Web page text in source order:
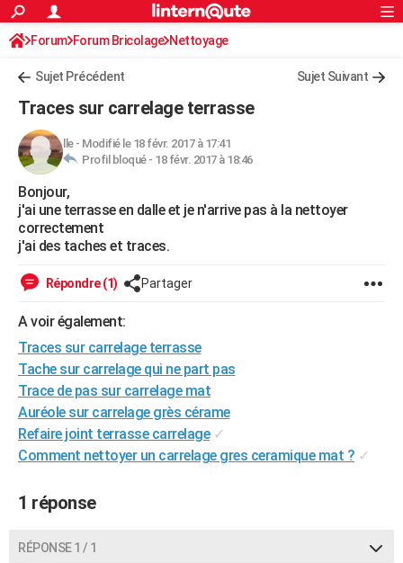
ACTUALITÉS
Politique
Société
Faits Divers
Education
Monde
Villes
+
FINANCE
Retraite
Impôts
Epargne
Immobilier
Risques naturels par ville
Banque
Assurance
Crédit
AUTO
Essais
Réserver un essai
Citadines
Berlines
SUV
Forum auto
+HIGH-TECH
Mobiles
Meilleur smartphone
Internet
Ordinateurs
Jeux vidéo
Guide high-tech
+BRICOLAGE
Forum
Aménagement intérieur
Extérieur
Cuisine
Salle de bains
Jardinage
Rangement
WEEK-END
LIFESTYLE
Art de vivre
Bien-être
Loisirs
Mode
Modes de vie
SANTE
Alimentation
Guide de la santé
Maladies
Médicaments
Sommeil
VOYAGE
Destinations
City break
Voyage nature
Voyage de noces
Forum
Climat
+PHOTO
GUIDES D'ACHAT
BONS PLANS
S'inscrire
Connexion
Forum Forum Bricolage Nettoyage
Sujet Précédent Sujet Suivant
Traces sur carrelage terrasse
lle- Modifié le 18 févr. 2017 à 17:41
Profil bloqué - 18 févr. 2017 à 18:46
Bonjour,
j'ai une terrasse en dalle et je n'arrive pas à la nettoyer
correctement
j'ai des taches et traces.
Répondre (1) Partager
A voir également:
Traces sur carrelage terrasse
Tache sur carrelage qui ne part pas
Trace de pas sur carrelage mat
Auréole sur carrelage grès cérame
Refaire joint terrasse carrelage ✓
Comment nettoyer un carrelage gres ceramique mat ? ✓
1 réponse
RÉPONSE 1 / 1